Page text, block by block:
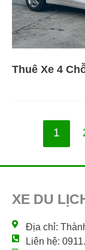
Thuê Xe 4
1
XE DU
Địa chỉ:
Liên hệ: